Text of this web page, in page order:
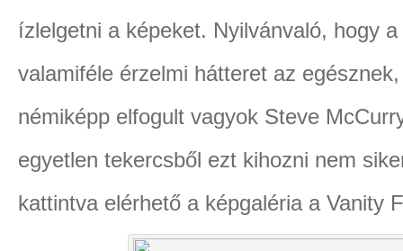
ízlelgetni a képeket. Nyilvánvaló, hogy
valamiféle érzelmi hátteret az
némiképp elfogult vagyok Steve
egyetlen tekercsből ezt kihozni nem
kattintva elérhető a képgaléria a Vanity